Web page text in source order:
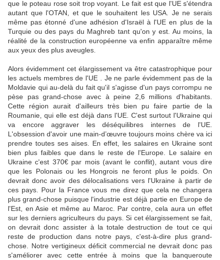
que le poteau rose soit trop voyant. Le fait est que l'UE s'étendra
autant que l'OTAN, et que le souhaitent les USA. Je ne serais
même pas étonné d'une adhésion d'Israël à l'UE en plus de la
Turquie ou des pays du Maghreb tant qu'on y est. Au moins, la
réalité de la construction européenne va enfin apparaître même
aux yeux des plus aveugles.
Alors évidemment cet élargissement va être catastrophique pour
les actuels membres de l'UE . Je ne parle évidemment pas de la
Moldavie qui au-delà du fait qu'il s'agisse d'un pays corrompu ne
pèse pas grand-chose avec à peine 2,6 millions d'habitants.
Cette région aurait d'ailleurs très bien pu faire partie de la
Roumanie, qui elle est déjà dans l'UE. C'est surtout l'Ukraine qui
va encore aggraver les déséquilibres internes de l'UE.
L'obsession d'avoir une main-d’œuvre toujours moins chère va ici
prendre toutes ses aises. En effet, les salaires en Ukraine sont
bien plus faibles que dans le reste de l'Europe. Le salaire en
Ukraine c'est 370€ par mois (avant le conflit), autant vous dire
que les Polonais ou les Hongrois ne feront plus le poids. On
devrait donc avoir des délocalisations vers l'Ukraine à partir de
ces pays. Pour la France vous me direz que cela ne changera
plus grand-chose puisque l'industrie est déjà partie en Europe de
l'Est, en Asie et même au Maroc. Par contre, cela aura un effet
sur les derniers agriculteurs du pays. Si cet élargissement se fait,
on devrait donc assister à la totale destruction de tout ce qui
reste de production dans notre pays, c'est-à-dire plus grand-
chose. Notre vertigineux déficit commercial ne devrait donc pas
s'améliorer avec cette entrée à moins que la banqueroute